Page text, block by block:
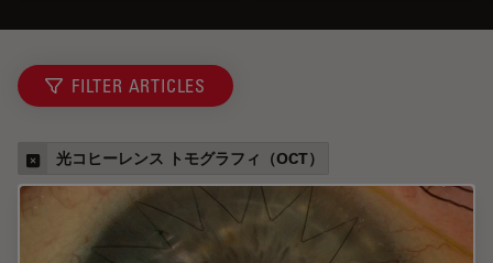
FILTER ARTICLES
光コヒーレンス トモグラフィ（OCT）